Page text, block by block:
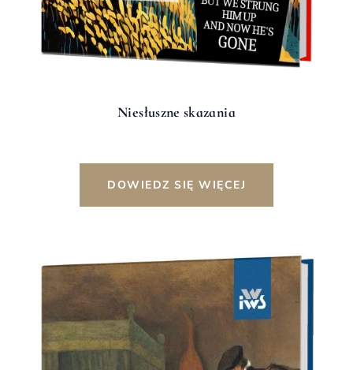
Niesłuszne skazania
DOWIEDZ SIĘ WIĘCEJ